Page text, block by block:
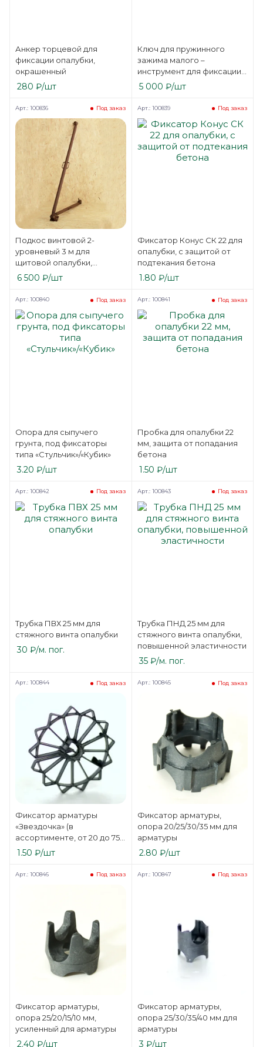
Анкер торцевой для
фиксации опалубки,
окрашенный
280 ₽/шт
Ключ для пружинного
зажима малого –
инструмент для фиксации
опалубки
5 000 ₽/шт
Подкос винтовой 2-
уровневый 3 м для
щитовой опалубки,
регулируемая длина от 2
до 3 метров
Под заказ
Арт.: 100836
6 500 ₽/шт
Фиксатор Конус СК 22 для
опалубки, с защитой от
подтекания бетона
Под заказ
Арт.: 100839
1.80 ₽/шт
Опора для сыпучего
грунта, под фиксаторы
типа «Стульчик»/«Кубик»
Под заказ
Арт.: 100840
3.20 ₽/шт
Пробка для опалубки 22
мм, защита от попадания
бетона
Под заказ
Арт.: 100841
1.50 ₽/шт
Трубка ПВХ 25 мм для
стяжного винта опалубки
Под заказ
Арт.: 100842
30 ₽/м. пог.
Трубка ПНД 25 мм для
стяжного винта опалубки,
повышенной эластичности
Под заказ
Арт.: 100843
35₽/м. пог.
Фиксатор арматуры
«Звездочка» (в
ассортименте, от 20 до 75
мм)
Под заказ
Арт.: 100844
1.50 ₽/шт
Фиксатор арматуры,
опора 20/25/30/35 мм для
арматуры
Под заказ
Арт.: 100845
2.80 ₽/шт
Фиксатор арматуры,
опора 25/20/15/10 мм,
усиленный для арматуры
Под заказ
Арт.: 100846
2.40 ₽/шт
Фиксатор арматуры,
опора 25/30/35/40 мм для
арматуры
Под заказ
Арт.: 100847
3 ₽/шт